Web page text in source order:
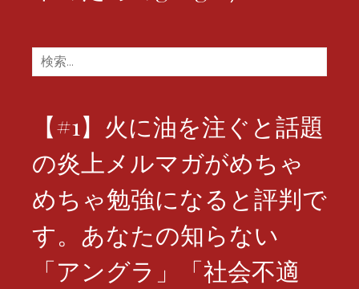
検
索:
【#1】火に油を注ぐと話題
の炎上メルマガがめちゃ
めちゃ勉強になると評判で
す。あなたの知らない
「アングラ」「社会不適